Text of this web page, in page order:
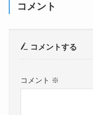
コメント
コメントする
コメント ※